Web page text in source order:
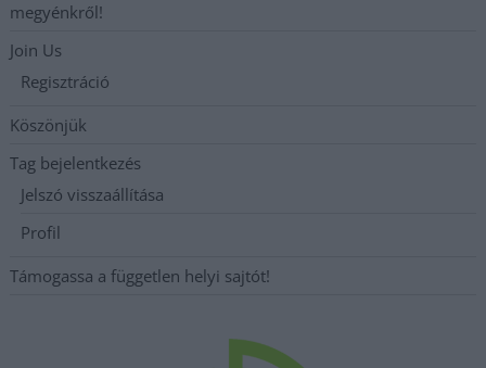
megyénkről!
Join Us
Regisztráció
Köszönjük
Tag bejelentkezés
Jelszó visszaállítása
Profil
Támogassa a független helyi sajtót!